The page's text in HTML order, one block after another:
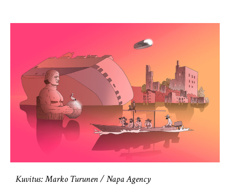
Kuvitus: Marko Turunen / Napa Agency